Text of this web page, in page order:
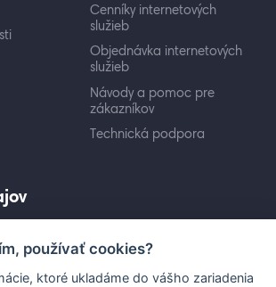
Cenníky internetových
služieb
Objednávka internetových
služieb
Návody a pomoc pre
zákazníkov
Technická podpora
používať cookies?
ktoré ukladáme do vášho zariadenia